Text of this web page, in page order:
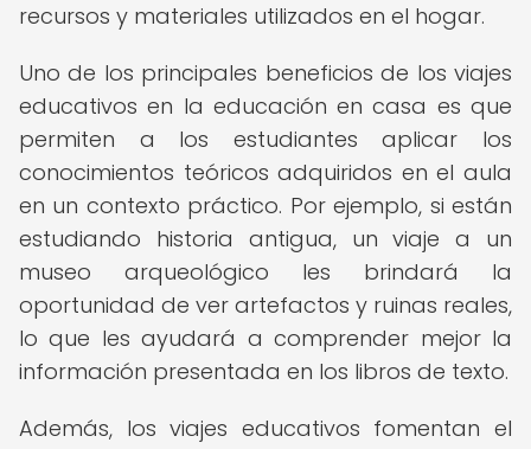
recursos y materiales utilizados en el hogar.
Uno de los principales beneficios de los viajes
educativos en la educación en casa es que
permiten a los estudiantes aplicar los
conocimientos teóricos adquiridos en el aula
en un contexto práctico. Por ejemplo, si están
estudiando historia antigua, un viaje a un
museo arqueológico les brindará la
oportunidad de ver artefactos y ruinas reales,
lo que les ayudará a comprender mejor la
información presentada en los libros de texto.
Además, los viajes educativos fomentan el